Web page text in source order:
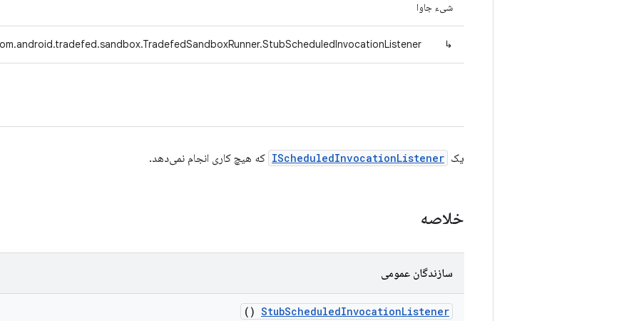
شیء جاوا
↳
یک IScheduledInvocationListener که هیچ کاری انجام نمی‌دهد.
خلاصه
سازندگان عمومی
StubScheduledInvocationListener
()